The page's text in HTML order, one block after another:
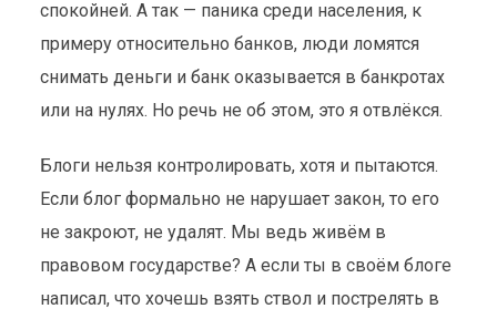
спокойней. А так — паника среди населения, к
примеру относительно банков, люди ломятся
снимать деньги и банк оказывается в банкротах
или на нулях. Но речь не об этом, это я отвлёкся.
Блоги нельзя контролировать, хотя и пытаются.
Если блог формально не нарушает закон, то его
не закроют, не удалят. Мы ведь живём в
правовом государстве? А если ты в своём блоге
написал, что хочешь взять ствол и пострелять в